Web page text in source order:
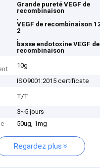
Grande pureté VEGF de
recombinaison
,
VEGF de recombinaison
2
,
basse endotoxine VEGF de
recombinaison
10g
ISO9001:2015 certificate
T/T
3~5 jours
50ug, 1mg
Regardez plus